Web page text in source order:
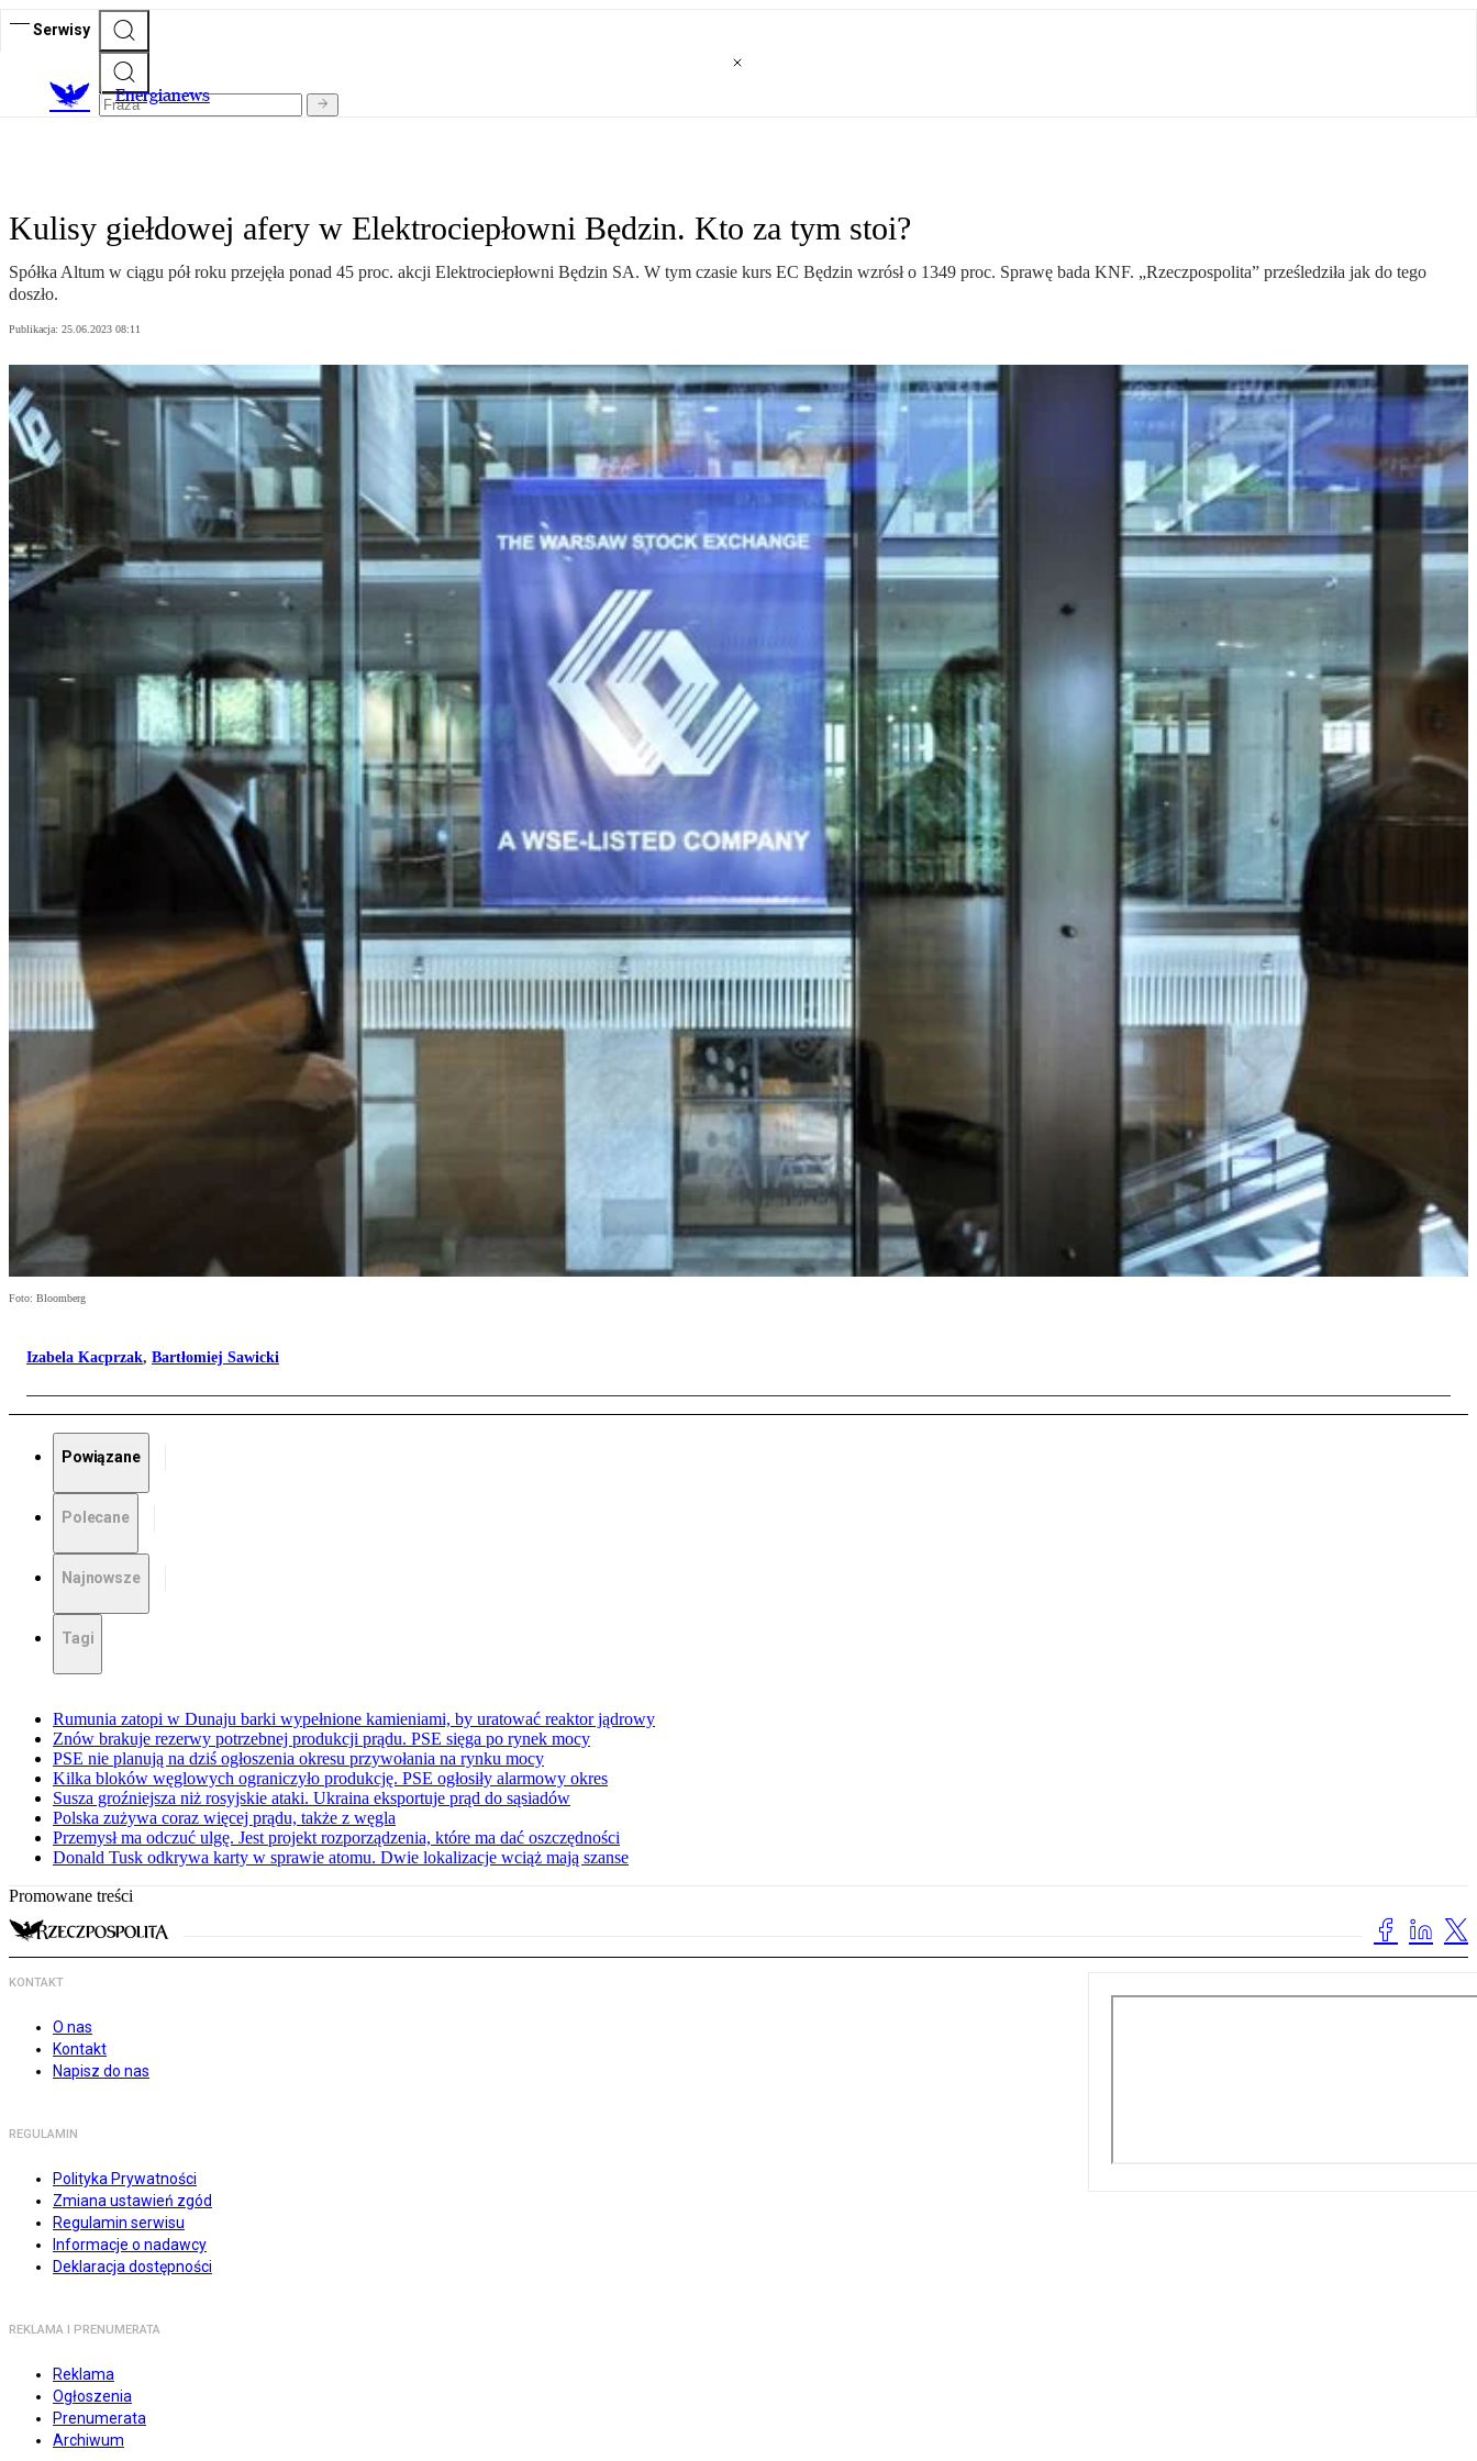
Serwisy
Energianews
Kulisy giełdowej afery w Elektrociepłowni Będzin. Kto za tym stoi?
Spółka Altum w ciągu pół roku przejęła ponad 45 proc. akcji Elektrociepłowni Będzin SA. W tym czasie kurs EC Będzin wzrósł o 1349 proc. Sprawę bada KNF. „Rzeczpospolita” prześledziła jak do tego
doszło.
Publikacja: 25.06.2023 08:11
Foto: Bloomberg
Izabela Kacprzak, Bartłomiej Sawicki
Powiązane
Polecane
Najnowsze
Tagi
Rumunia zatopi w Dunaju barki wypełnione kamieniami, by uratować reaktor jądrowy
Znów brakuje rezerwy potrzebnej produkcji prądu. PSE sięga po rynek mocy
PSE nie planują na dziś ogłoszenia okresu przywołania na rynku mocy
Kilka bloków węglowych ograniczyło produkcję. PSE ogłosiły alarmowy okres
Susza groźniejsza niż rosyjskie ataki. Ukraina eksportuje prąd do sąsiadów
Polska zużywa coraz więcej prądu, także z węgla
Przemysł ma odczuć ulgę. Jest projekt rozporządzenia, które ma dać oszczędności
Donald Tusk odkrywa karty w sprawie atomu. Dwie lokalizacje wciąż mają szanse
Promowane treści
KONTAKT
O nas
Kontakt
Napisz do nas
REGULAMIN
Polityka Prywatności
Zmiana ustawień zgód
Regulamin serwisu
Informacje o nadawcy
Deklaracja dostępności
REKLAMA I PRENUMERATA
Reklama
Ogłoszenia
Prenumerata
Archiwum